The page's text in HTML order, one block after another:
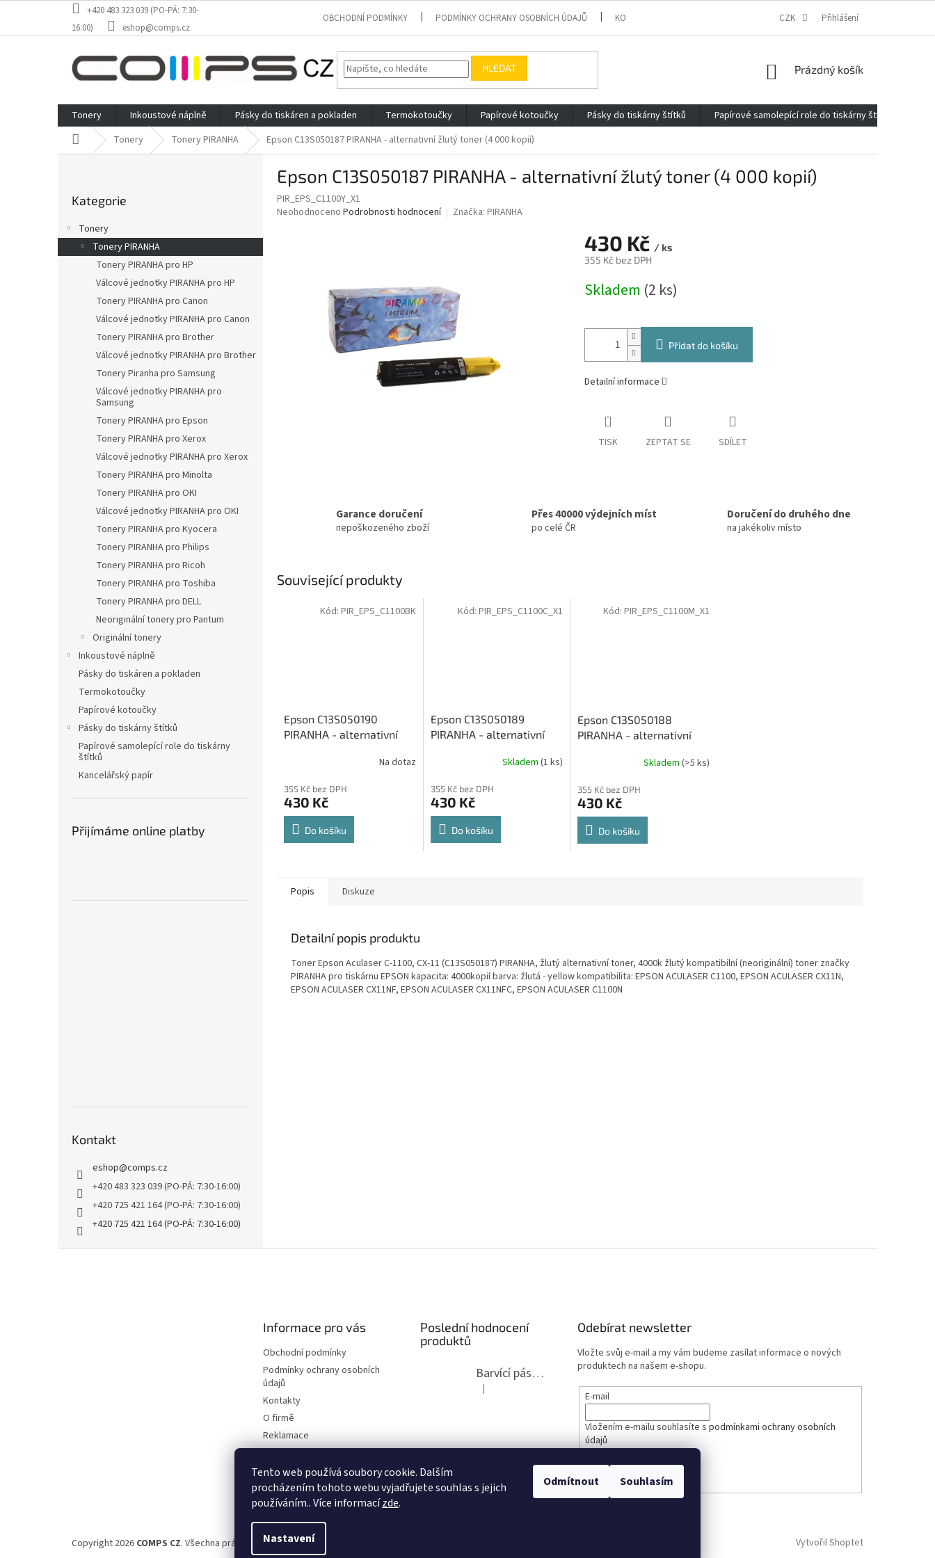
Tento web používá soubory cookie. Dalším
procházením tohoto webu vyjadřujete souhlas s jejich
používáním.. Více informacízde.
Nastavení
Odmítnout Souhlasím
obsah
+420 483 323 039 (PO-PÁ: 7:30-
16:00)
eshop@comps.cz
OBCHODNÍ PODMÍNKY PODMÍNKY OCHRANY OSOBNÍCH ÚDAJŮ KONTAKTY REKLAMACE ELEKTROMOBILITA 2020
CZK Přihlášení
HLEDAT
NÁKUPNÍ
Prázdný košík
Tonery Inkoustové náplně Pásky do tiskáren a pokladen Termokotoučky Papírové kotoučky Pásky do tiskárny štítků Papírové samolepící role do tiskárny štítků
Domů Tonery Tonery PIRANHA Epson C13S050187 PIRANHA - alternativní žlutý toner (4 000 kopií)
a
n
kategorie
Kategorie
Tonery
Tonery PIRANHA
Tonery PIRANHA pro HP
Válcové jednotky PIRANHA pro HP
Tonery PIRANHA pro Canon
Válcové jednotky PIRANHA pro Canon
Tonery PIRANHA pro Brother
Válcové jednotky PIRANHA pro Brother
Tonery Piranha pro Samsung
Válcové jednotky PIRANHA pro
Samsung
Tonery PIRANHA pro Epson
Tonery PIRANHA pro Xerox
Válcové jednotky PIRANHA pro Xerox
Tonery PIRANHA pro Minolta
Tonery PIRANHA pro OKI
Válcové jednotky PIRANHA pro OKI
Tonery PIRANHA pro Kyocera
Tonery PIRANHA pro Philips
Tonery PIRANHA pro Ricoh
Tonery PIRANHA pro Toshiba
Tonery PIRANHA pro DELL
Neoriginální tonery pro Pantum
Originální tonery
Inkoustové náplně
Pásky do tiskáren a pokladen
Termokotoučky
Papírové kotoučky
Pásky do tiskárny štítků
Papírové samolepící role do tiskárny
štítků
Kancelářský papír
Přijímáme online platby
Kontakt
eshop@comps.cz
+420 483 323 039 (PO-PÁ: 7:30-16:00)
+420 725 421 164 (PO-PÁ: 7:30-16:00)
+420 725 421 164 (PO-PÁ: 7:30-16:00)
Epson C13S050187 PIRANHA - alternativní žlutý toner (4 000 kopií)
PIR_EPS_C1100Y_X1
Průměrné
Neohodnoceno Podrobnosti hodnocení Značka: PIRANHA
430 Kč / ks
355 Kč bez DPH
cena:
Skladem (2 ks)
Přidat do košíku
Detailní informace
TISK ZEPTAT SE SDÍLET
Garance doručení
nepoškozeného zboží
Přes 40000 výdejních míst
po celé ČR
Doručení do druhého dne
na jakékoliv místo
Související produkty
Epson C13S050190
PIRANHA - alternativní
Na dotaz
355 Kč bez DPH
430 Kč
Do košíku
Kód: PIR_EPS_C1100BK
Epson C13S050189
PIRANHA - alternativní
Skladem (1 ks)
355 Kč bez DPH
430 Kč
Do košíku
Kód: PIR_EPS_C1100C_X1
Epson C13S050188
PIRANHA - alternativní
Skladem(>5 ks)
355 Kč bez DPH
430 Kč
Do košíku
Kód:PIR_EPS_C1100M_X1
Popis Diskuze
Detailní popis produktu
Toner Epson Aculaser C-1100, CX-11 (C13S050187) PIRANHA, žlutý alternativní toner, 4000k žlutý kompatibilní (neoriginální) toner značky
PIRANHA pro tiskárnu EPSON kapacita: 4000kopií barva: žlutá - yellow kompatibilita: EPSON ACULASER C1100, EPSON ACULASER CX11N,
EPSON ACULASER CX11NF, EPSON ACULASER CX11NFC, EPSON ACULASER C1100N
Informace pro vás
Obchodní podmínky
Podmínky ochrany osobních
údajů
Kontakty
O firmě
Reklamace
Elektromobilita 2020
Certifikáty
Možnosti dopravy
Poslední hodnocení
produktů
Barvící páska pro psací stroje DIN 1, DIN 13/10, LAND, PA červenočerná
Hodnocení produktu je 5 z 5 hvězdiček.
|
Odebírat newsletter
Vložte svůj e-mail a my vám budeme zasílat informace o nových
produktech na našem e-shopu.
E-mail
Vložením e-mailu souhlasíte spodmínkami ochrany osobních
údajů
Vytvořil Shoptet
Copyright 2026 COMPS CZ. Všechna práva vyhrazena.